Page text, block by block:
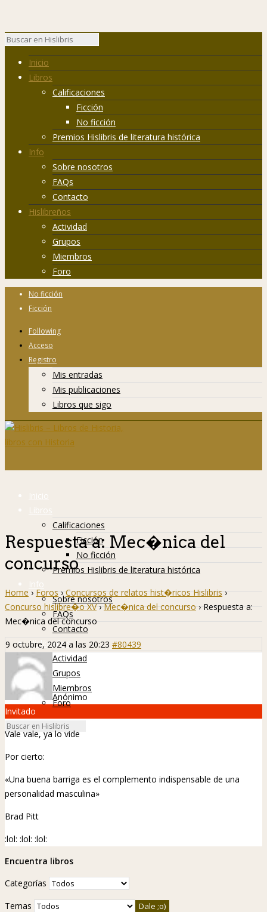
Inicio
Libros
Calificaciones
Ficción
No ficción
Premios Hislibris de literatura histórica
Info
Sobre nosotros
FAQs
Contacto
Hislibreños
Actividad
Grupos
Miembros
Foro
No ficción
Ficción
Following
Acceso
Registro
Mis entradas
Mis publicaciones
Libros que sigo
Inicio
Libros
Calificaciones
Ficción
No ficción
Premios Hislibris de literatura histórica
Info
Sobre nosotros
FAQs
Contacto
Hislibreños
Actividad
Grupos
Miembros
Foro
Respuesta a: Mec�nica del
concurso
Home › Foros › Concursos de relatos hist�ricos Hislibris ›
Concurso hislibre�o XV › Mec�nica del concurso › Respuesta a:
Mec�nica del concurso
9 octubre, 2024 a las 20:23 #80439
Anónimo
Invitado
Vale vale, ya lo vide
Por cierto:
«Una buena barriga es el complemento indispensable de una
personalidad masculina»
Brad Pitt
:lol: :lol: :lol:
Encuentra libros
Categorías
Temas